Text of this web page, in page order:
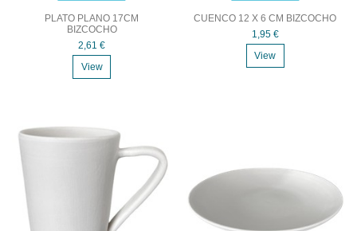
PLATO PLANO 17CM
BIZCOCHO
2,61 €
View
CUENCO 12 X 6 CM BIZCOCHO
1,95 €
View